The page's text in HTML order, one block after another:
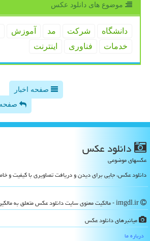
موضوع های دانلود عكس
دانشگاه شركت مد آموزش
خدمات
فناوری اینترنت
صفحه اخبار
دانلود عكس
عکسهای موضوعی
دانلود عکس، جایی برای دیدن و دریافت تصاویری با کیفیت و
میانبرهای دانلود عكس
درباره ما